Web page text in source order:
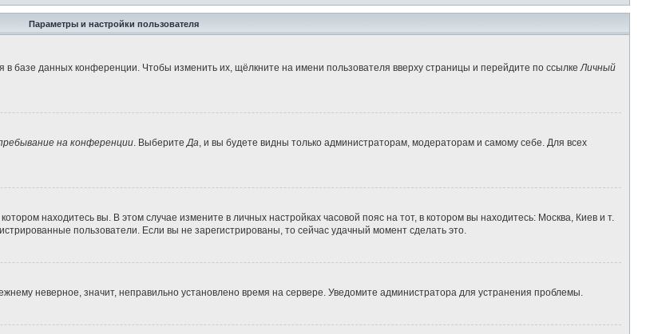
Параметры и настройки пользователя
базе данных конференции. Чтобы изменить их, щёлкните на имени пользователя вверху страницы и перейдите по ссылке Личный
на конференции . Выберите Да , и вы будете видны только администраторам, модераторам и самому себе. Для всех
находитесь вы. В этом случае измените в личных настройках часовой пояс на тот, в котором вы находитесь: Москва, Киев и т.
пользователи. Если вы не зарегистрированы, то сейчас удачный момент сделать это.
неверное, значит, неправильно установлено время на сервере. Уведомите администратора для устранения проблемы.